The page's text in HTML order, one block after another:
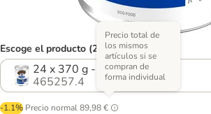
Escoge el producto (2 opciones)
24 x 370 g - Pack Ahorro
465257.4
-1.1% Precio normal89,98 €
Precio total de
los mismos
artículos si se
compran de
forma individual